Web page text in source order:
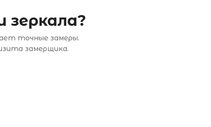
зеркала?
точные замеры.
замерщика.